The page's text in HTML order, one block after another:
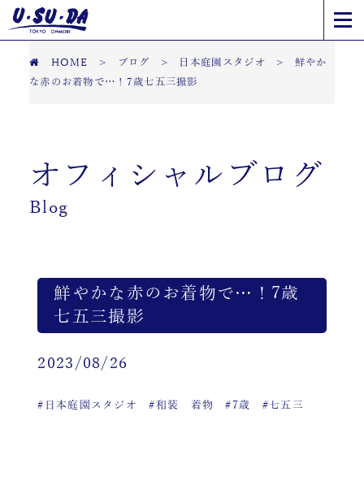
HOME > ブログ > 日本庭園スタジオ > 鮮やか
な赤のお着物で…！7歳七五三撮影
オフィシャルブログ
Blog
鮮やかな赤のお着物で…！7歳
七五三撮影
2023/08/26
#日本庭園スタジオ #和装 着物 #7歳 #七五三